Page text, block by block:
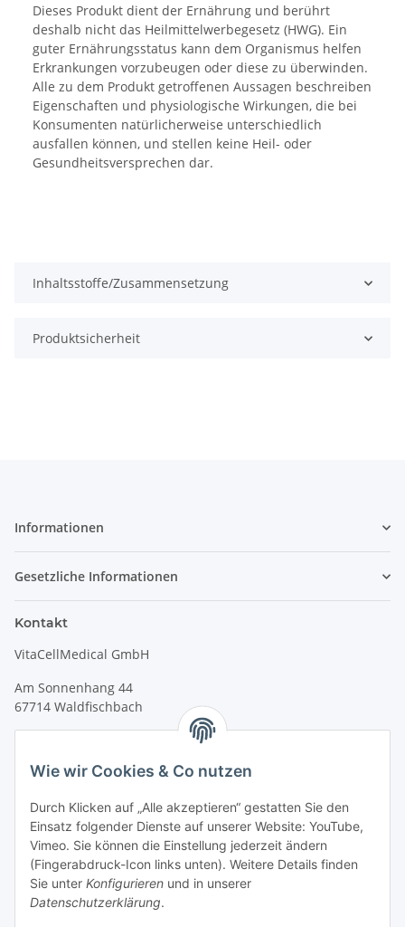
Wie wir Cookies & Co nutzen
Durch Klicken auf „Alle akzeptieren“ gestatten Sie den
Einsatz folgender Dienste auf unserer Website: YouTube,
Vimeo. Sie können die Einstellung jederzeit ändern
(Fingerabdruck-Icon links unten). Weitere Details finden
Sie unter Konfigurieren und in unserer
Datenschutzerklärung.
Dieses Produkt dient der Ernährung und berührt
deshalb nicht das Heilmittelwerbegesetz (HWG). Ein
guter Ernährungsstatus kann dem Organismus helfen
Erkrankungen vorzubeugen oder diese zu überwinden.
Alle zu dem Produkt getroffenen Aussagen beschreiben
Eigenschaften und physiologische Wirkungen, die bei
Konsumenten natürlicherweise unterschiedlich
ausfallen können, und stellen keine Heil- oder
Gesundheitsversprechen dar.
Inhaltsstoffe/Zusammensetzung
Produktsicherheit
Informationen
Gesetzliche Informationen
Kontakt
VitaCellMedical GmbH
Am Sonnenhang 44
67714 Waldfischbach
info@vitacellmedical.com
Erreichbarkeit
Mo – Fr 08:00 Uhr – 17:00 Uhr
Außerhalb dieser Zeit unterinfo@vitacellmedical.com